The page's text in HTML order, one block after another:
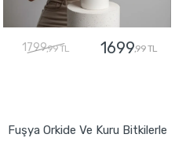
1799,99 TL 1699,99 TL
Fuşya Orkide Ve Kuru Bitkilerle